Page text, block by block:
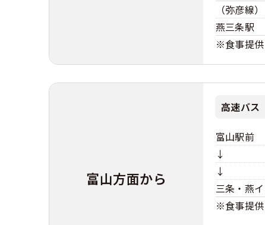
（弥彦線）
燕三条駅
※食事提供
富山方面から
高速バス
富山駅前
↓
↓
三条・燕
※食事提供